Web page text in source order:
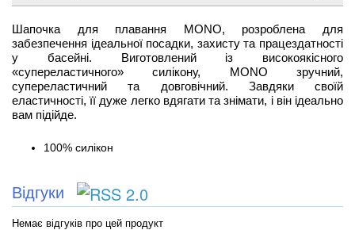
Шапочка для плавання MONO, розроблена для
забезпечення ідеальної посадки, захисту та працездатності
у басейні. Виготовлений із високоякісного
«супереластичного» силікону, MONO зручний,
супереластичний та довговічний. Завдяки своїй
еластичності, її дуже легко вдягати та знімати, і він ідеально
вам підійде.
100% силікон
Відгуки
Немає відгуків про цей продукт